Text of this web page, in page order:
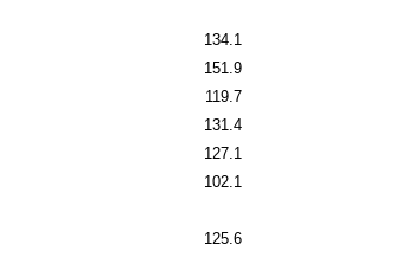
134.1
151.9
119.7
131.4
127.1
102.1
125.6